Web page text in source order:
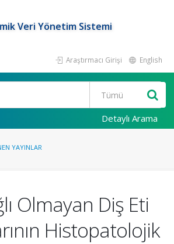
Veri Yönetim Sistemi
Araştırmacı Girişi English
Detaylı Arama
YAYINLAR
Olmayan Diş Eti
Histopatolojik